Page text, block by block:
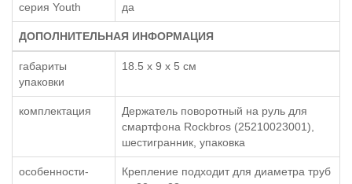
серия Youth да
ДОПОЛНИТЕЛЬНАЯ ИНФОРМАЦИЯ
габариты
упаковки
18.5 x 9 x 5 см
комплектация
Держатель поворотный на руль для
смартфона Rockbros (25210023001),
шестигранник, упаковка
особенности-
Крепление подходит для диаметра труб